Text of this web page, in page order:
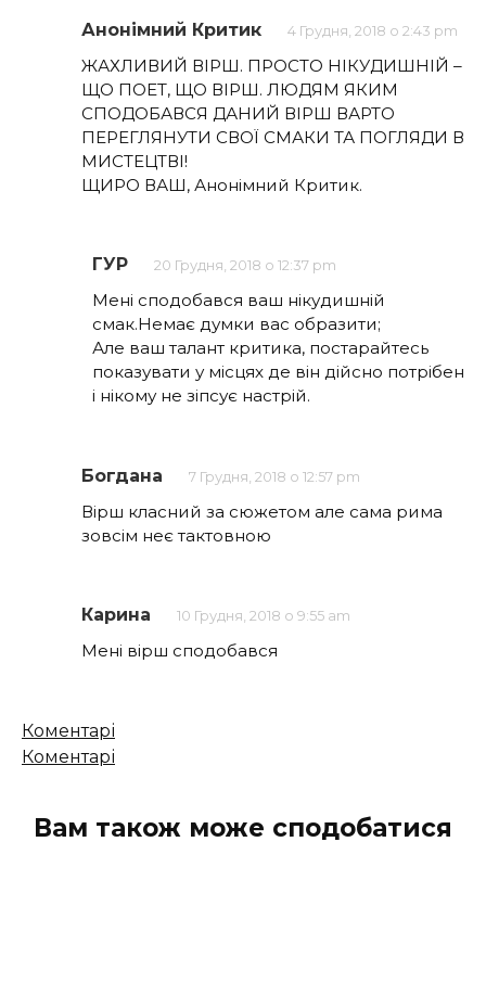
Анонімний Критик 4 Грудня, 2018 о 2:43 pm
ЖАХЛИВИЙ ВІРШ. ПРОСТО НІКУДИШНІЙ –
ЩО ПОЕТ, ЩО ВІРШ. ЛЮДЯМ ЯКИМ
СПОДОБАВСЯ ДАНИЙ ВІРШ ВАРТО
ПЕРЕГЛЯНУТИ СВОЇ СМАКИ ТА ПОГЛЯДИ В
МИСТЕЦТВІ!
ЩИРО ВАШ, Анонімний Критик.
ГУР 20 Грудня, 2018 о 12:37 pm
Мені сподобався ваш нікудишній
смак.Немає думки вас образити;
Але ваш талант критика, постарайтесь
показувати у місцях де він дійсно потрібен
і нікому не зіпсує настрій.
Богдана 7 Грудня, 2018 о 12:57 pm
Вірш класний за сюжетом але сама рима
зовсім неє тактовною
Карина 10 Грудня, 2018 о 9:55 am
Мені вірш сподобався
Кількість
коментарів
Коментарі
Коментарі
Вам також може сподобатися